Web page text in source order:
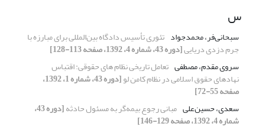
س
سبحانی‌فر، محمدجواد تئوری تأسیس دادگاه بین‌المللی برای مبارزه با
جرم دزدی دریایی[دوره 43، شماره 4، 1392، صفحه 113-128]
سروی مقدم، مصطفی تعامل تاریخی نظام های حقوقی: اقتباس
نهادهای حقوق اسلامی در نظام کامن لو [دوره 43، شماره 1، 1392،
صفحه 55-72]
سعدی، حسین‌علی مبانی رجوع بیمه‌گر به مسئول حادثه [دوره 43،
شماره 4، 1392، صفحه 129-146]